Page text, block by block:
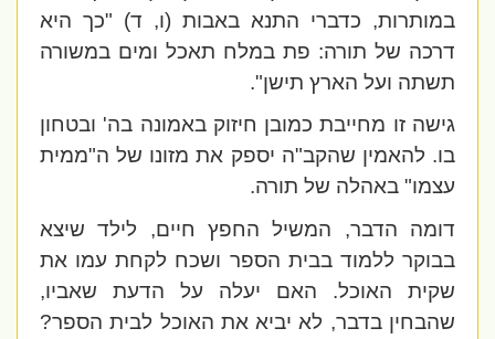
במותרות, כדברי התנא באבות (ו, ד) "כך היא
דרכה של תורה: פת במלח תאכל ומים במשורה
תשתה ועל הארץ תישן".
גישה זו מחייבת כמובן חיזוק באמונה בה' ובטחון
בו. להאמין שהקב"ה יספק את מזונו של ה"ממית
עצמו" באהלה של תורה.
דומה הדבר, המשיל החפץ חיים, לילד שיצא
בבוקר ללמוד בבית הספר ושכח לקחת עמו את
שקית האוכל. האם יעלה על הדעת שאביו,
שהבחין בדבר, לא יביא את האוכל לבית הספר?